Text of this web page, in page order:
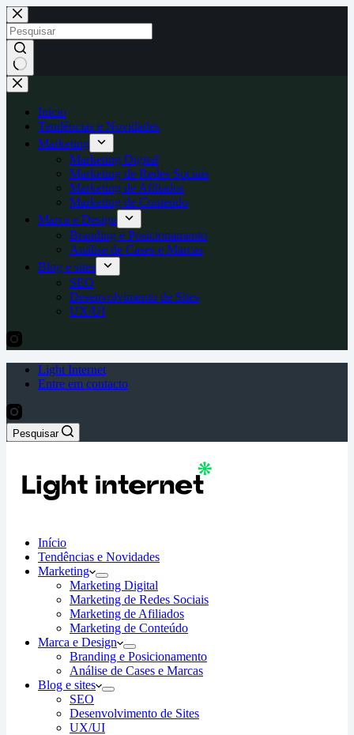
Pular
para
o
conteúdo
Sem
resultados
Início
Tendências e Novidades
Marketing
Marketing Digital
Marketing de Redes Sociais
Marketing de Afiliados
Marketing de Conteúdo
Marca e Design
Branding e Posicionamento
Análise de Cases e Marcas
Blog e sites
SEO
Desenvolvimento de Sites
UX/UI
Light Internet
Entre em contacto
Pesquisar
Início
Tendências e Novidades
Marketing
Marketing Digital
Marketing de Redes Sociais
Marketing de Afiliados
Marketing de Conteúdo
Marca e Design
Branding e Posicionamento
Análise de Cases e Marcas
Blog e sites
SEO
Desenvolvimento de Sites
UX/UI